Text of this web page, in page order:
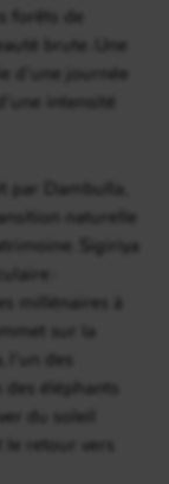
forêts de
brute. Une
d’une journée
intensité
par Dambulla,
naturelle
Sigiriya
:
millénaires à
sur la
des
éléphants
du soleil
retour vers